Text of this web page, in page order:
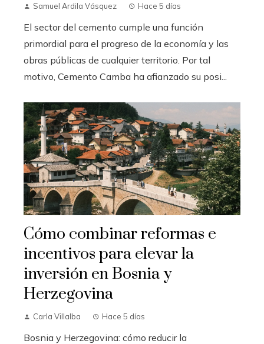
Samuel Ardila Vásquez Hace 5 días
El sector del cemento cumple una función
primordial para el progreso de la economía y las
obras públicas de cualquier territorio. Por tal
motivo, Cemento Camba ha afianzado su posi...
Cómo combinar reformas e
incentivos para elevar la
inversión en Bosnia y
Herzegovina
Carla Villalba Hace 5 días
Bosnia y Herzegovina: cómo reducir la